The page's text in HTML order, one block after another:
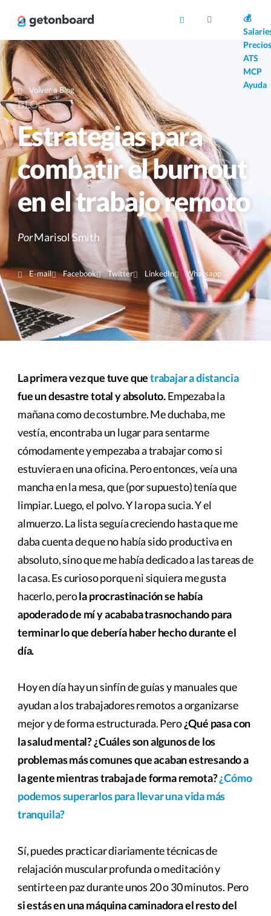
💰
Precios
ATS
MCP
Ayuda
Volver a Blog
BLOG
Estrategias para
combatir el burnout
en el trabajo remoto
PorMarisol Smith
E-mail Facebook Twitter LinkedIn Whatsapp
La primera vez que tuve quetrabajar a distancia
fue un desastre total y absoluto.Empezaba la
mañana como de costumbre. Me duchaba, me
vestía, encontraba un lugar para sentarme
cómodamente y empezaba a trabajar como si
estuviera en una oficina. Pero entonces, veía una
mancha en la mesa, que (por supuesto) tenía que
limpiar. Luego, el polvo. Y la ropa sucia. Y el
almuerzo. La lista seguía creciendo hasta que me
daba cuenta de que no había sido productiva en
absoluto, sino que me había dedicado a las tareas de
la casa. Es curioso porque ni siquiera me gusta
hacerlo, perola procrastinación se había
apoderado de mí y acababa trasnochando para
terminar lo que debería haber hecho durante el
día.
Hoy en día hay un sinfín de guías y manuales que
ayudan a los trabajadores remotos a organizarse
mejor y de forma estructurada. Pero¿Qué pasa con
la salud mental? ¿Cuáles son algunos de los
problemas más comunes que acaban estresando a
la gente mientras trabaja de forma remota?¿Cómo
podemos superarlos para llevar una vida más
tranquila?
Sí, puedes practicar diariamente técnicas de
relajación muscular profunda o meditación y
sentirte en paz durante unos 20 o 30 minutos. Pero
si estás en una máquina caminadora el resto del